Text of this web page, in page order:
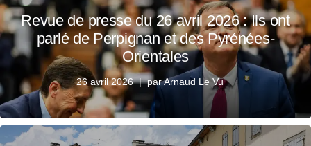
Revue de presse du 26 avril 2026 : Ils ont
parlé de Perpignan et des Pyrénées-
Orientales
26 avril 2026 parArnaud Le Vu